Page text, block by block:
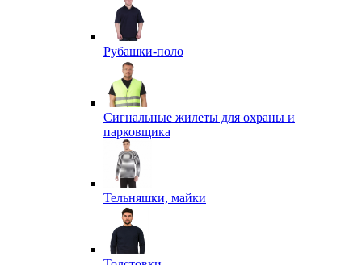
Рубашки-поло
Сигнальные жилеты для охраны и
парковщика
Тельняшки, майки